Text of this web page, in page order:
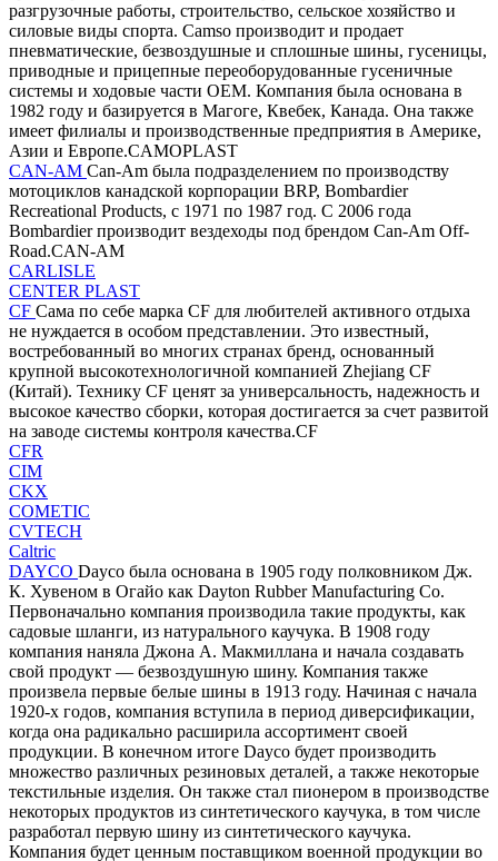
разгрузочные работы, строительство, сельское хозяйство и
силовые виды спорта. Camso производит и продает
пневматические, безвоздушные и сплошные шины, гусеницы,
приводные и прицепные переоборудованные гусеничные
системы и ходовые части OEM. Компания была основана в
1982 году и базируется в Магоге, Квебек, Канада. Она также
имеет филиалы и производственные предприятия в Америке,
Азии и Европе.CAMOPLAST
CAN-AM Can-Am была подразделением по производству
мотоциклов канадской корпорации BRP, Bombardier
Recreational Products, с 1971 по 1987 год. С 2006 года
Bombardier производит вездеходы под брендом Can-Am Off-
Road.CAN-AM
CARLISLE
CENTER PLAST
CF Сама по себе марка CF для любителей активного отдыха
не нуждается в особом представлении. Это известный,
востребованный во многих странах бренд, основанный
крупной высокотехнологичной компанией Zhejiang CF
(Китай). Технику CF ценят за универсальность, надежность и
высокое качество сборки, которая достигается за счет развитой
на заводе системы контроля качества.CF
CFR
CIM
CKX
COMETIC
CVTECH
Caltric
DAYCO Dayco была основана в 1905 году полковником Дж.
К. Хувеном в Огайо как Dayton Rubber Manufacturing Co.
Первоначально компания производила такие продукты, как
садовые шланги, из натурального каучука. В 1908 году
компания наняла Джона А. Макмиллана и начала создавать
свой продукт — безвоздушную шину. Компания также
произвела первые белые шины в 1913 году. Начиная с начала
1920-х годов, компания вступила в период диверсификации,
когда она радикально расширила ассортимент своей
продукции. В конечном итоге Dayco будет производить
множество различных резиновых деталей, а также некоторые
текстильные изделия. Он также стал пионером в производстве
некоторых продуктов из синтетического каучука, в том числе
разработал первую шину из синтетического каучука.
Компания будет ценным поставщиком военной продукции во